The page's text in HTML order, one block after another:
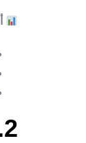
2. التنبؤ بسلوك العميل قبل حدوثه